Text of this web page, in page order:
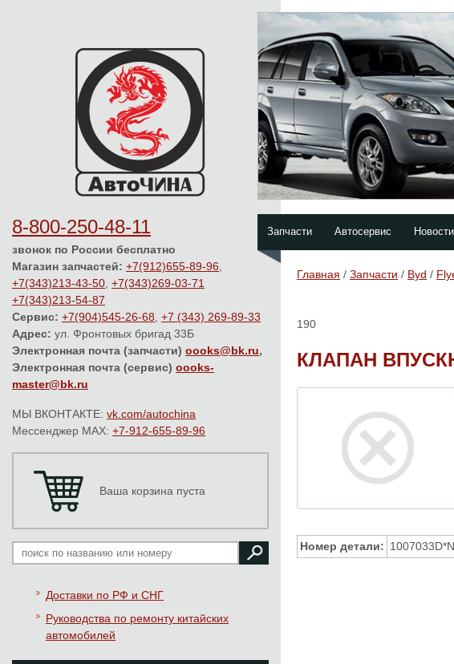
8-800-250-48-11
звонок по России бесплатно
Магазин запчастей: +7(912)655-89-96
+7(343)213-43-50 +7(343)269-03-71
+7(343)213-54-87
Сервис: +7(904)545-26-68 +7 (343) 269-89-33
Адрес: ул. Фронтовых бригад 33Б
Электронная почта (запчасти) oooks@bk.ru,
Электронная почта (сервис) oooks-
master@bk.ru
МЫ ВКОНТАКТЕ: vk.com/autochina
Мессенджер MAX: +7-912-655-89-96
Ваша корзина пуста
Доставки по РФ и СНГ
Руководства по ремонту китайских
автомобилей
Запчасти Автосервис Новости
Главная / Запчасти / Byd /
190
КЛАПАН
Номер детали: 1007033D*N